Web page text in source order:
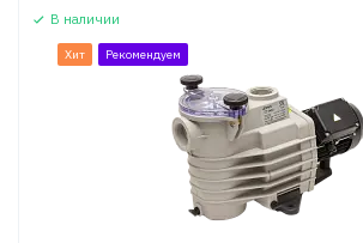
В наличии
Хит Рекомендуем